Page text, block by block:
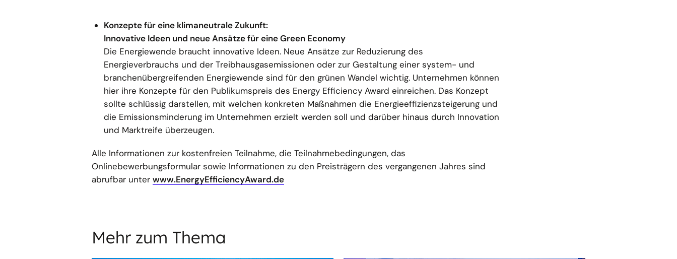
Konzepte für eine klimaneutrale Zukunft:
Innovative Ideen und neue Ansätze für eine Green Economy
Die Energiewende braucht innovative Ideen. Neue Ansätze zur Reduzierung des
Energieverbrauchs und der Treibhausgasemissionen oder zur Gestaltung einer system- und
branchenübergreifenden Energiewende sind für den grünen Wandel wichtig. Unternehmen können
hier ihre Konzepte für den Publikumspreis des Energy Efficiency Award einreichen. Das Konzept
sollte schlüssig darstellen, mit welchen konkreten Maßnahmen die Energieeffizienzsteigerung und
die Emissionsminderung im Unternehmen erzielt werden soll und darüber hinaus durch Innovation
und Marktreife überzeugen.
Alle Informationen zur kostenfreien Teilnahme, die Teilnahmebedingungen, das
Onlinebewerbungsformular sowie Informationen zu den Preisträgern des vergangenen Jahres sind
abrufbar unter www.EnergyEfficiencyAward.de
Mehr zum Thema